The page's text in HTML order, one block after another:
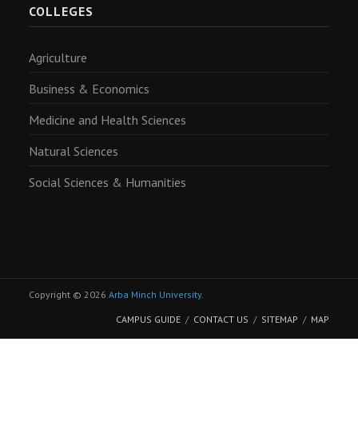
COLLEGES
Agriculture
Business & Economics
Medicine and Health Sciences
Natural Sciences
Social Sciences & Humanities
Copyright © 2026 Arba Minch University.
CAMPUS GUIDE CONTACT US SITEMAP MAP